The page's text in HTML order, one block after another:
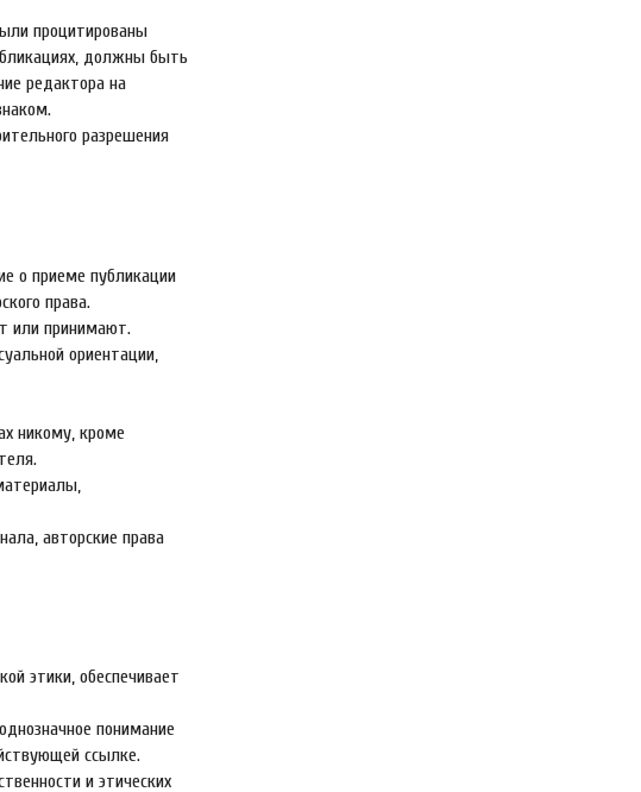
процитированы
должны быть
редактора на
разрешения
о приеме публикации
права.
или принимают.
ориентации,
никому, кроме
авторские права
этики, обеспечивает
понимание
ссылке.
и этических